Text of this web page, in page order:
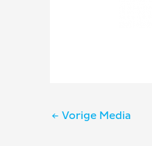
Bericht
← Vorige Media